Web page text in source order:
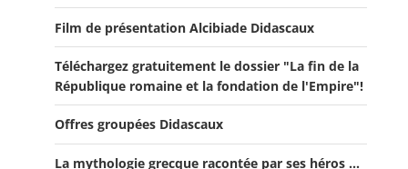
Film de présentation Alcibiade Didascaux
Téléchargez gratuitement le dossier "La fin de la
République romaine et la fondation de l'Empire"!
Offres groupées Didascaux
Offre "Tout savoir sur la guerre de Troie!"
La mythologie grecque racontée par ses héros ...